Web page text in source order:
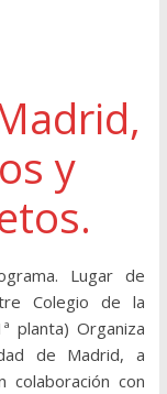
y
Lugar de
Colegio de la
planta) Organiza
de Madrid, a
colaboración con